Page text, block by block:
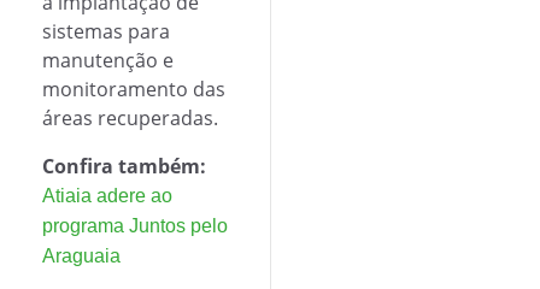
sistemas para
manutenção e
monitoramento das
áreas recuperadas.
Confira também:
Atiaia adere ao
programa Juntos pelo
Araguaia